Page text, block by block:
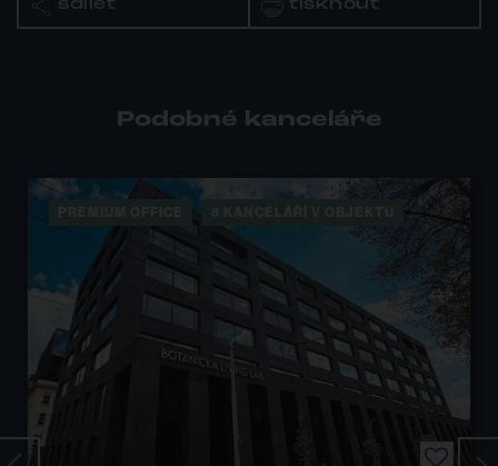
sdílet tisknout
Podobné kanceláře